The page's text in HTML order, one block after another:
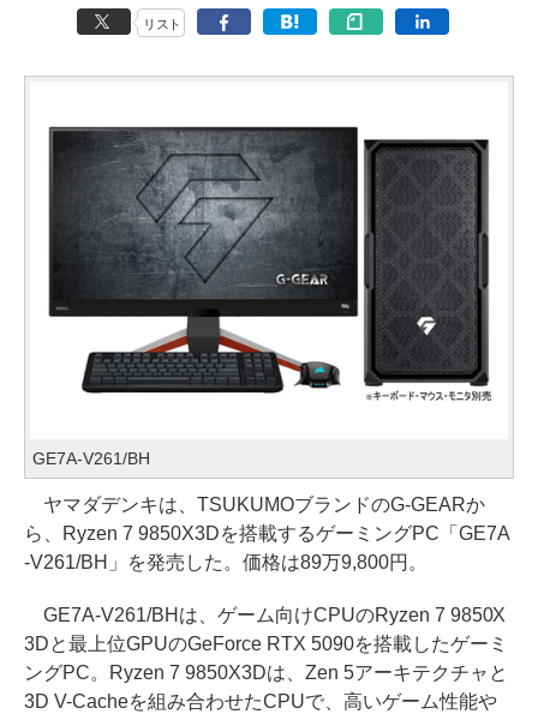
リスト
GE7A-V261/BH
ヤマダデンキは、TSUKUMOブランドのG-GEARか
ら、Ryzen 7 9850X3Dを搭載するゲーミングPC「GE7A
-V261/BH」を発売した。価格は89万9,800円。
GE7A-V261/BHは、ゲーム向けCPUのRyzen 7 9850X
3Dと最上位GPUのGeForce RTX 5090を搭載したゲーミ
ングPC。Ryzen 7 9850X3Dは、Zen 5アーキテクチャと
3D V-Cacheを組み合わせたCPUで、高いゲーム性能や